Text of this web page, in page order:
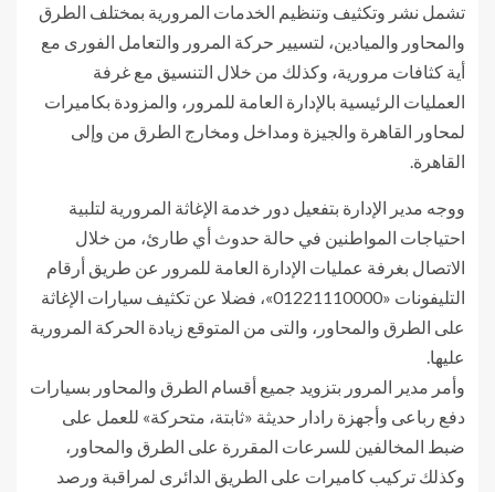
تشمل نشر وتكثيف وتنظيم الخدمات المرورية بمختلف الطرق
والمحاور والميادين، لتسيير حركة المرور والتعامل الفورى مع
أية كثافات مرورية، وكذلك من خلال التنسيق مع غرفة
العمليات الرئيسية بالإدارة العامة للمرور، والمزودة بكاميرات
لمحاور القاهرة والجيزة ومداخل ومخارج الطرق من وإلى
القاهرة.
ووجه مدير الإدارة بتفعيل دور خدمة الإغاثة المرورية لتلبية
احتياجات المواطنين في حالة حدوث أي طارئ، من خلال
الاتصال بغرفة عمليات الإدارة العامة للمرور عن طريق أرقام
التليفونات «01221110000»، فضلا عن تكثيف سيارات الإغاثة
على الطرق والمحاور، والتى من المتوقع زيادة الحركة المرورية
عليها.
وأمر مدير المرور بتزويد جميع أقسام الطرق والمحاور بسيارات
دفع رباعى وأجهزة رادار حديثة «ثابتة، متحركة» للعمل على
ضبط المخالفين للسرعات المقررة على الطرق والمحاور،
وكذلك تركيب كاميرات على الطريق الدائرى لمراقبة ورصد